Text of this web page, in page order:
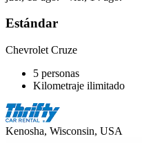
Estándar
Chevrolet Cruze
5 personas
Kilometraje ilimitado
Kenosha, Wisconsin, USA